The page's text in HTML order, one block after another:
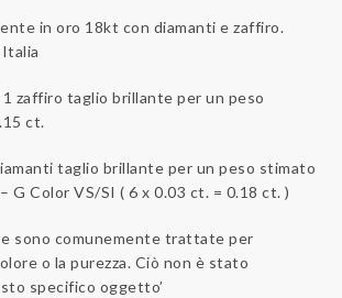
in oro 18kt con diamanti e zaffiro.
zaffiro taglio brillante per un peso
ct.
taglio brillante per un peso stimato
G Color VS/SI ( 6 x 0.03 ct. = 0.18 ct. )
sono comunemente trattate per
o la purezza. Ciò non è stato
specifico oggetto’